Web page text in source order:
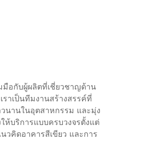
อกับผู้ผลิตที่เชี่ยวชาญด้าน
าเป็นทีมงานสร้างสรรค์ที่
นานในอุตสาหกรรม และมุ่ง
บริการแบบครบวงจรตั้งแต่
วคิดอาคารสีเขียว และการ